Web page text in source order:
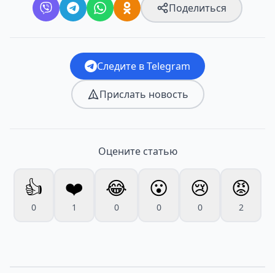
Поделиться
Следите в Telegram
Прислать новость
Оцените статью
👍
0
❤️
1
😂
0
😮
0
😢
0
😡
2